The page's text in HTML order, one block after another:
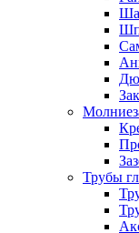
Трубы